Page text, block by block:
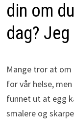
din om
dag?
Mange tror at
for vår helse,
funnet ut at egg
smalere og